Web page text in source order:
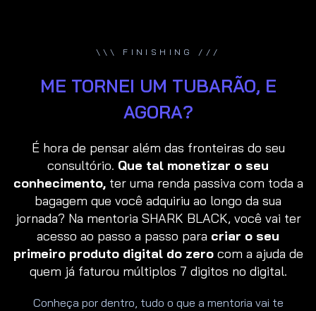
\\\ FINISHING ///
ME TORNEI UM TUBARÃO, E
AGORA?
É hora de pensar além das fronteiras do seu
consultório. Que tal monetizar o seu
conhecimento,ter uma renda passiva com toda a
bagagem que você adquiriu ao longo da sua
jornada? Na mentoria SHARK BLACK, você vai ter
acesso ao passo a passo para criar o seu
primeiro produto digital do zerocom a ajuda de
quem já faturou múltiplos 7 digitos no digital.
Conheça por dentro, tudo o que a mentoria vai te